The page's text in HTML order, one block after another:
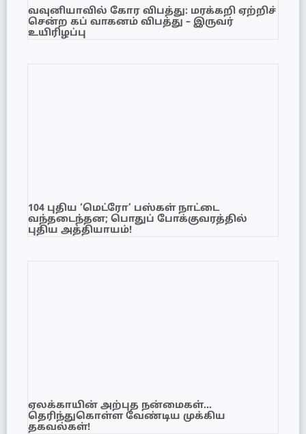
வவுனியாவில் கோர விபத்து: மரக்கறி ஏற்றிச்
சென்ற கப் வாகனம் விபத்து – இருவர்
உயிரிழப்பு
104 புதிய ‘மெட்ரோ’ பஸ்கள் நாட்டை
வந்தடைந்தன; பொதுப் போக்குவரத்தில்
புதிய அத்தியாயம்!
ஏலக்காயின் அற்புத நன்மைகள்…
தெரிந்துகொள்ள வேண்டிய முக்கிய
தகவல்கள்!